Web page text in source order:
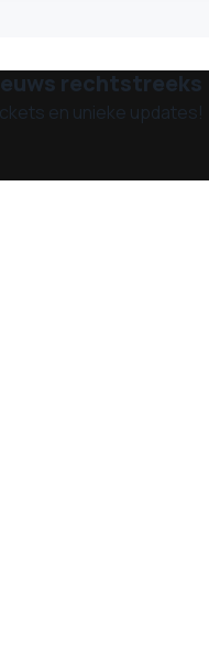
rechtstreeks
en unieke updates!